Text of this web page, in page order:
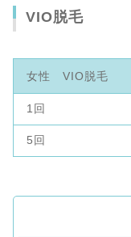
VIO脱毛
女性 VIO脱毛
1回
5回